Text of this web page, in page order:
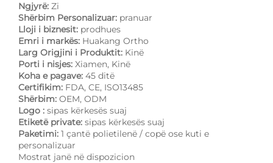
Ngjyrë: Zi
Shërbim Personalizuar: pranuar
Lloji i biznesit: prodhues
Emri i markës: Huakang Ortho
Larg Origjini i Produktit: Kinë
Porti i nisjes: Xiamen, Kinë
Koha e pagave: 45 ditë
Certifikim: FDA, CE, ISO13485
Shërbim: OEM, ODM
Logo : sipas kërkesës suaj
Etiketë private: sipas kërkesës suaj
Paketimi: 1 çantë polietilenë / copë ose kuti e
personalizuar
Mostrat janë në dispozicion